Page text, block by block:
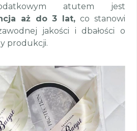
atutem jest
aż do 3 lat, co stanowi
jakości i dbałości o
produkcji.